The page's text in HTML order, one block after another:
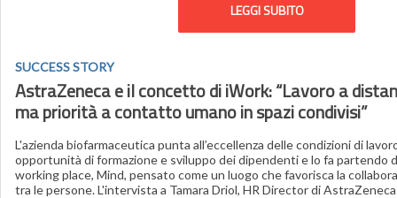
LEGGI SUBITO
SUCCESS STORY
AstraZeneca e il concetto di iWork: “Lavoro a
ma priorità a contatto umano in spazi condivisi”
L'azienda biofarmaceutica punta all’eccellenza delle condizioni di
opportunità di formazione e sviluppo dei dipendenti e lo fa partendo
working place, Mind, pensato come un luogo che favorisca la
tra le persone. L'intervista a Tamara Driol, HR Director di AstraZeneca